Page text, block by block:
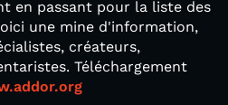
en passant pour la liste des
une mine d'information,
créateurs,
Téléchargement